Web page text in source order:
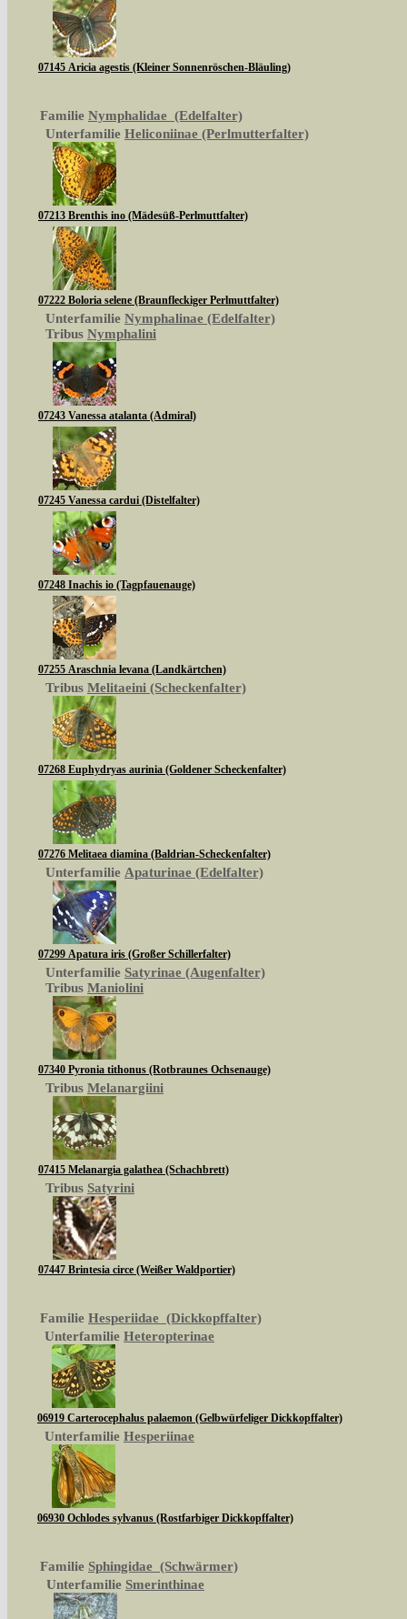
07145 Aricia agestis (Kleiner Sonnenröschen-Bläuling)
Familie Nymphalidae (Edelfalter)
Unterfamilie Heliconiinae (Perlmutterfalter)
07213 Brenthis ino (Mädesüß-Perlmuttfalter)
07222 Boloria selene (Braunfleckiger Perlmuttfalter)
Unterfamilie Nymphalinae (Edelfalter)
Tribus Nymphalini
07243 Vanessa atalanta (Admiral)
07245 Vanessa cardui (Distelfalter)
07248 Inachis io (Tagpfauenauge)
07255 Araschnia levana (Landkärtchen)
Tribus Melitaeini (Scheckenfalter)
07268 Euphydryas aurinia (Goldener Scheckenfalter)
07276 Melitaea diamina (Baldrian-Scheckenfalter)
Unterfamilie Apaturinae (Edelfalter)
07299 Apatura iris (Großer Schillerfalter)
Unterfamilie Satyrinae (Augenfalter)
Tribus Maniolini
07340 Pyronia tithonus (Rotbraunes Ochsenauge)
Tribus Melanargiini
07415 Melanargia galathea (Schachbrett)
Tribus Satyrini
07447 Brintesia circe (Weißer Waldportier)
Familie Hesperiidae (Dickkopffalter)
Unterfamilie Heteropterinae
06919 Carterocephalus palaemon (Gelbwürfeliger Dickkopffalter)
Unterfamilie Hesperiinae
06930 Ochlodes sylvanus (Rostfarbiger Dickkopffalter)
Familie Sphingidae (Schwärmer)
Unterfamilie Smerinthinae